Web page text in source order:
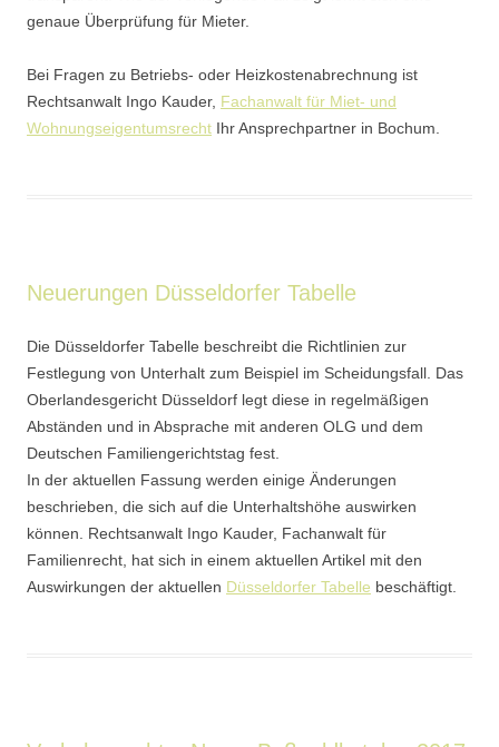
genaue Überprüfung für Mieter.
Bei Fragen zu Betriebs- oder Heizkostenabrechnung ist
Rechtsanwalt Ingo Kauder, Fachanwalt für Miet- und
Wohnungseigentumsrecht Ihr Ansprechpartner in Bochum.
Neuerungen Düsseldorfer Tabelle
Die Düsseldorfer Tabelle beschreibt die Richtlinien zur
Festlegung von Unterhalt zum Beispiel im Scheidungsfall. Das
Oberlandesgericht Düsseldorf legt diese in regelmäßigen
Abständen und in Absprache mit anderen OLG und dem
Deutschen Familiengerichtstag fest.
In der aktuellen Fassung werden einige Änderungen
beschrieben, die sich auf die Unterhaltshöhe auswirken
können. Rechtsanwalt Ingo Kauder, Fachanwalt für
Familienrecht, hat sich in einem aktuellen Artikel mit den
Auswirkungen der aktuellen Düsseldorfer Tabelle beschäftigt.